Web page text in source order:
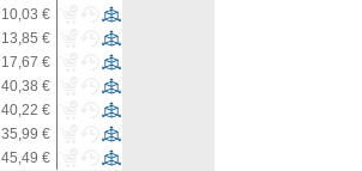
10,03 €
13,85 €
17,67 €
40,38 €
40,22 €
35,99 €
45,49 €